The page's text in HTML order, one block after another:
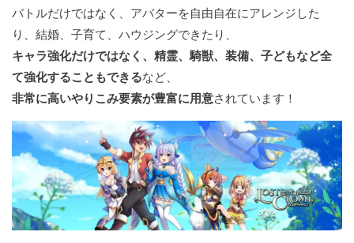
バトルだけではなく、アバターを自由自在にアレンジした
り、結婚、子育て、ハウジングできたり、
キャラ強化だけではなく、精霊、騎獣、装備、子どもなど全
て強化することもできるなど、
非常に高いやりこみ要素が豊富に用意されています！